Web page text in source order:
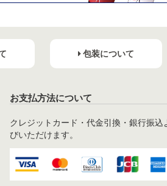
包装について
お支払方法について
クレジットカード・代金引換・銀行振込
びいただけます。